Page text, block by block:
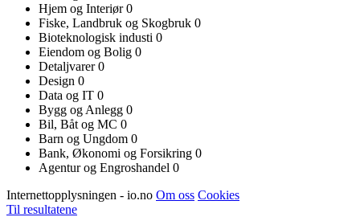
Hjem og Interiør0
Fiske, Landbruk og Skogbruk 0
Bioteknologisk industi 0
Eiendom og Bolig 0
Detaljvarer0
Design 0
Data og IT 0
Bygg og Anlegg 0
Bil, Båt og MC 0
Barn og Ungdom 0
Bank, Økonomi og Forsikring 0
Agentur og Engroshandel 0
Internettopplysningen - io.no Om oss Cookies
Til resultatene